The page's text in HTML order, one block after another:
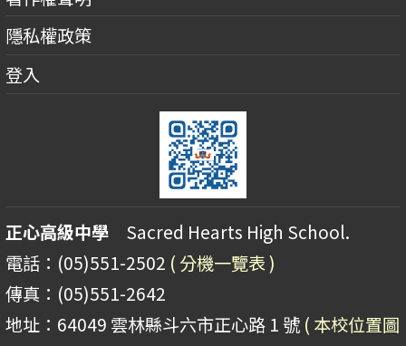
隱私權政策
登入
正心高級中學 Sacred Hearts High School.
電話：(05)551-2502 ( 分機一覽表 )
傳真：(05)551-2642
地址：64049 雲林縣斗六市正心路 1 號 ( 本校位置圖